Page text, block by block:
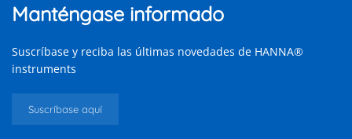
Manténgase informado
Suscríbase y reciba las últimas novedades de HANNA®
instruments
Suscríbase aquí